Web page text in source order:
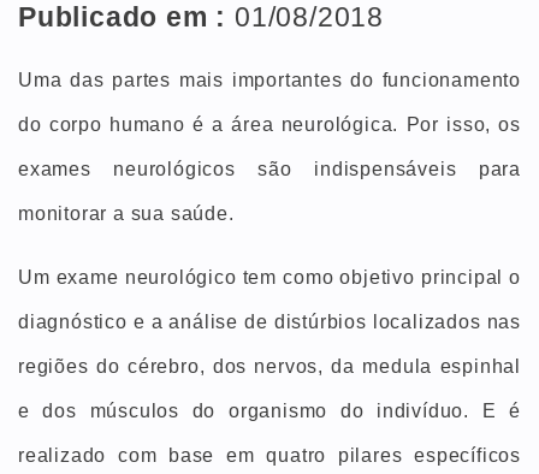
Publicado em : 01/08/2018
Uma das partes mais importantes do funcionamento
do corpo humano é a área neurológica. Por isso, os
exames neurológicos são indispensáveis para
monitorar a sua saúde.
Um exame neurológico tem como objetivo principal o
diagnóstico e a análise de distúrbios localizados nas
regiões do cérebro, dos nervos, da medula espinhal
e dos músculos do organismo do indivíduo. E é
realizado com base em quatro pilares específicos